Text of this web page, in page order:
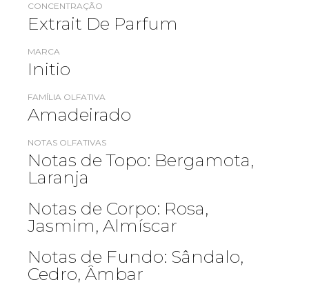
CONCENTRAÇÃO
Extrait De Parfum
MARCA
Initio
FAMÍLIA OLFATIVA
Amadeirado
NOTAS OLFATIVAS
Notas de Topo: Bergamota,
Laranja
Notas de Corpo: Rosa,
Jasmim, Almíscar
Notas de Fundo: Sândalo,
Cedro, Âmbar